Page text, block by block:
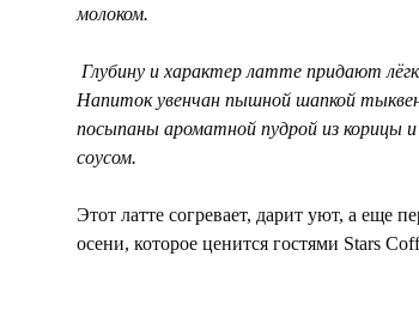
молоком.
Глубину и характер латте придают
Напиток увенчан пышной шапкой
посыпаны ароматной пудрой из корицы
соусом.
Этот латте согревает, дарит уют, а еще
осени, которое ценится гостями Stars